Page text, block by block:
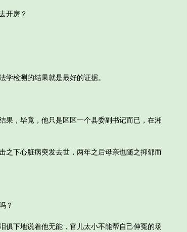
开房？
检测的结果就是最好的证据。
，毕竟，他只是区区一个县委副书记而已，在湘
下心脏病突发去世，两年之后母亲也随之抑郁而
？
下地说着他无能，官儿太小不能帮自己伸冤的场